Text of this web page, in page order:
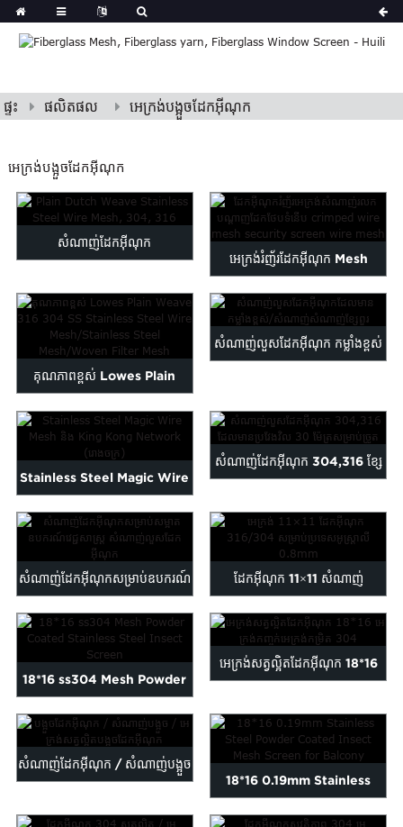
ផ្ទះ ផលិតផល អេក្រង់បង្អួចដែកអ៊ីណុក
អេក្រង់បង្អួចដែកអ៊ីណុក
សំណាញ់ដែកអ៊ីណុក
អេក្រង់រំញ័រដែកអ៊ីណុក Mesh
Wave Netw...
គុណភាពខ្ពស់ Lowes Plain
Weave 316 304 SS Stain...
សំណាញ់លួសដែកអ៊ីណុក កម្លាំងខ្ពស់
Stainless Steel Magic Wire
Mesh និង King Kong N...
សំណាញ់ដែកអ៊ីណុក 304,316 ខ្សែ
សំណាញ់ដែកអ៊ីណុកសម្រាប់ឧបករណ៍
ពេទ្យ...
ដែកអ៊ីណុក 11×11 សំណាញ់
316/304 insec...
18*16 ss304 Mesh Powder
Coated Stainless Steel ...
អេក្រង់សត្វល្អិតដែកអ៊ីណុក 18*16
សំណាញ់ដែកអ៊ីណុក / សំណាញ់បង្អួច
18*16 0.19mm Stainless
Steel Powder Coated